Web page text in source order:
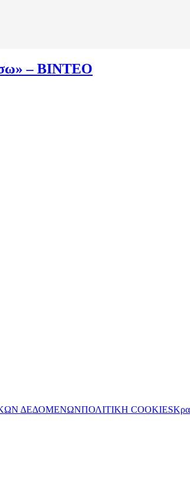
– ΒΙΝΤΕΟ
ΔΕΔΟΜΕΝΩΝΠΟΛΙΤΙΚΗ COOKIES